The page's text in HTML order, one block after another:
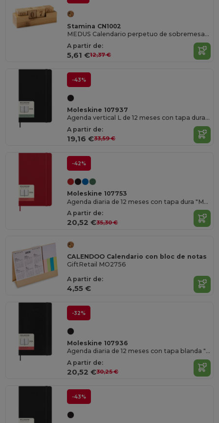
Stamina CN1002
MEDUS Calendario perpetuo de sobremesa realizado en bambú
A partir de:
5,61 €12,37 €
-43%
Moleskine 107937
Agenda vertical L de 12 meses con tapa dura "Moleskine"
A partir de:
19,16 €33,59 €
-42%
Moleskine 107753
Agenda diaria de 12 meses con tapa dura "Moleskine"
A partir de:
20,52 €35,30 €
CALENDOO Calendario con bloc de notas
GiftRetail MO2756
A partir de:
4,55 €
-32%
Moleskine 107936
Agenda diaria de 12 meses con tapa blanda "Moleskine"
A partir de:
20,52 €30,25 €
-43%